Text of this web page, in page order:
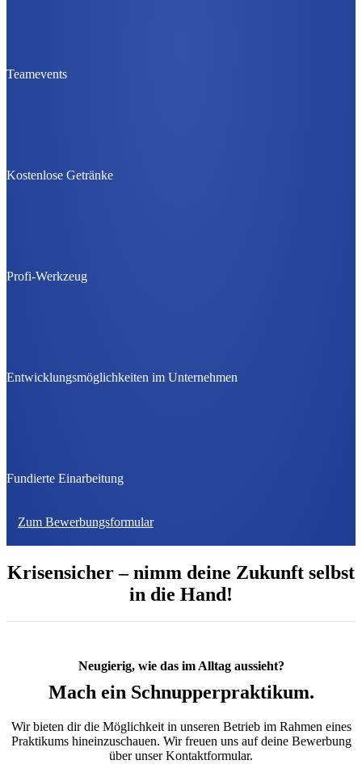
Teamevents
Kostenlose Getränke
Profi-Werkzeug
Entwicklungsmöglichkeiten im Unternehmen
Fundierte Einarbeitung
Zum Bewerbungsformular
Krisensicher – nimm deine Zukunft selbst
in die Hand!
Neugierig, wie das im Alltag aussieht?
Mach ein Schnupperpraktikum.
Wir bieten dir die Möglichkeit in unseren Betrieb im Rahmen eines
Praktikums hineinzuschauen. Wir freuen uns auf deine Bewerbung
über unser Kontaktformular.